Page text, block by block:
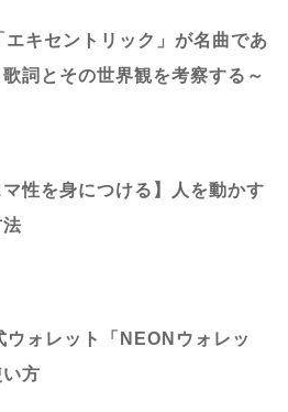
エキセントリック」が名曲であ
詞とその世界観を考察する～
マ性を身につける】人を動かす
法
ウォレット「NEONウォレッ
い方